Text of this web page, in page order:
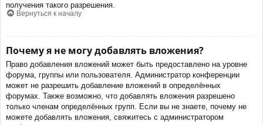
получения такого разрешения.
Вернуться к началу
Почему я не могу добавлять вложения?
Право добавления вложений может быть предоставлено на уровне
форума, группы или пользователя. Администратор конференции
может не разрешить добавление вложений в определённых
форумах. Также возможно, что добавлять вложения разрешено
только членам определённых групп. Если вы не знаете, почему не
можете добавлять вложения, свяжитесь с администратором